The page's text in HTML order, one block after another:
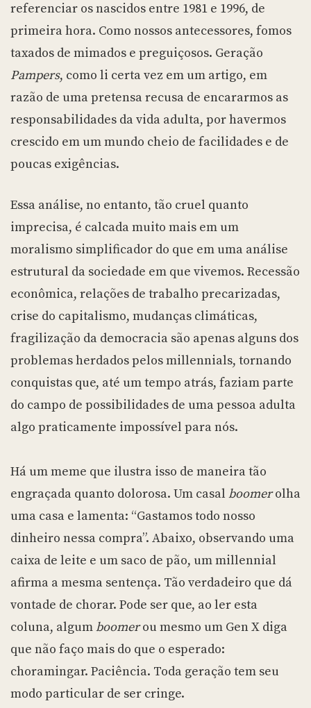
referenciar os nascidos entre 1981 e 1996, de
primeira hora. Como nossos antecessores, fomos
taxados de mimados e preguiçosos. Geração
Pampers, como li certa vez em um artigo, em
razão de uma pretensa recusa de encararmos as
responsabilidades da vida adulta, por havermos
crescido em um mundo cheio de facilidades e de
poucas exigências.
Essa análise, no entanto, tão cruel quanto
imprecisa, é calcada muito mais em um
moralismo simplificador do que em uma análise
estrutural da sociedade em que vivemos. Recessão
econômica, relações de trabalho precarizadas,
crise do capitalismo, mudanças climáticas,
fragilização da democracia são apenas alguns dos
problemas herdados pelos millennials, tornando
conquistas que, até um tempo atrás, faziam parte
do campo de possibilidades de uma pessoa adulta
algo praticamente impossível para nós.
Há um meme que ilustra isso de maneira tão
engraçada quanto dolorosa. Um casal boomerolha
uma casa e lamenta: “Gastamos todo nosso
dinheiro nessa compra”. Abaixo, observando uma
caixa de leite e um saco de pão, um millennial
afirma a mesma sentença. Tão verdadeiro que dá
vontade de chorar. Pode ser que, ao ler esta
coluna, algumboomerou mesmo um Gen X diga
que não faço mais do que o esperado:
choramingar. Paciência. Toda geração tem seu
modo particular de ser cringe.